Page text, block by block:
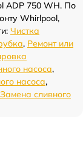
ADP 750 WH. По
Whirlpool,
Чистка
, Ремонт или
насоса,
насоса,
Замена сливного